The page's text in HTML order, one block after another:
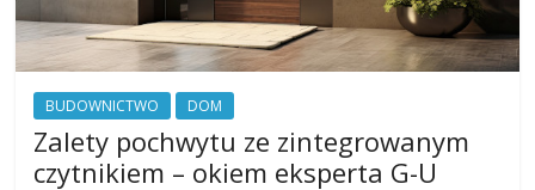
BUDOWNICTWO DOM
Zalety pochwytu ze zintegrowanym
czytnikiem – okiem eksperta G-U